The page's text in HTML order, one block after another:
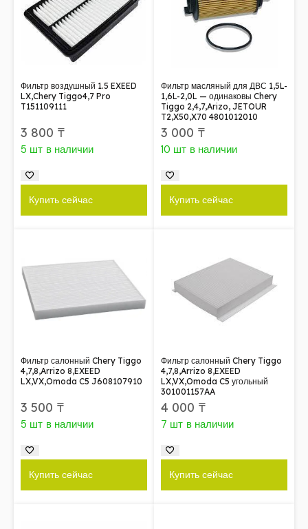
Фильтр воздушный 1.5 EXEED
LX,Chery Tiggo4,7 Pro
T151109111
3 800 ₸
5 шт в наличии
Купить сейчас
Фильтр масляный для ДВС 1,5L-
1,6L-2,0L — одинаковы Chery
Tiggo 2,4,7,Arizo, JETOUR
T2,X50,X70 4801012010
3 000 ₸
10 шт в наличии
Купить сейчас
Фильтр салонный Chery Tiggo
4,7,8,Arrizo 8,EXEED
LX,VX,Omoda C5 J608107910
3 500 ₸
5 шт в наличии
Купить сейчас
Фильтр салонный Chery Tiggo
4,7,8,Arrizo 8,EXEED
LX,VX,Omoda C5 угольный
301001157AA
4 000 ₸
7 шт в наличии
Купить сейчас